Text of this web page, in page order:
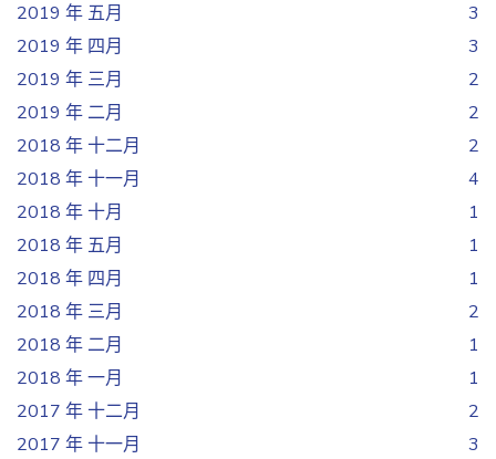
2019 年 五月
3
2019 年 四月
3
2019 年 三月
2
2019 年 二月
2
2018 年 十二月
2
2018 年 十一月
4
2018 年 十月
1
2018 年 五月
1
2018 年 四月
1
2018 年 三月
2
2018 年 二月
1
2018 年 一月
1
2017 年 十二月
2
2017 年 十一月
3